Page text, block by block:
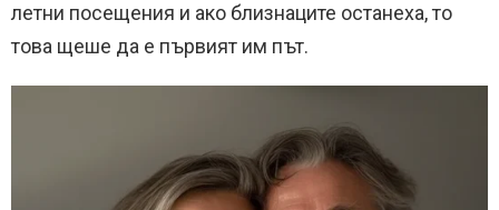
летни посещения и ако близнаците останеха, то
това щеше да е първият им път.